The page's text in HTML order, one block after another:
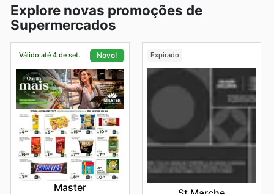
Explore novas promoções de
Supermercados
Válido até 4 de set. Novo!
Master
Expirado